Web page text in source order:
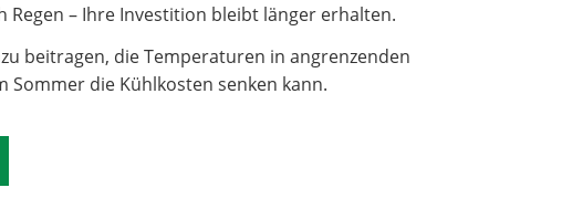
– Ihre Investition bleibt länger erhalten.
beitragen, die Temperaturen in angrenzenden
die Kühlkosten senken kann.